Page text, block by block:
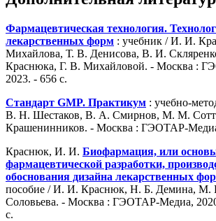
Фармацевтическая технология.
лекарственных форм : учебник / И. И.
Михайлова, Т. В. Денисова, В. И.
Краснюка, Г. В. Михайловой. - Москва :
2023. - 656 с.
Стандарт GMP. Практикум : учебно-
В. Н. Шестаков, В. А. Смирнов, М. М.
Крашенинников. - Москва : ГЭОТАР-
Краснюк, И. И. Биофармация, или
фармацевтической разработки,
обоснования дизайна лекарственных
пособие / И. И. Краснюк, Н. Б. Демина, М.
Соловьева. - Москва : ГЭОТАР-Медиа,
с.